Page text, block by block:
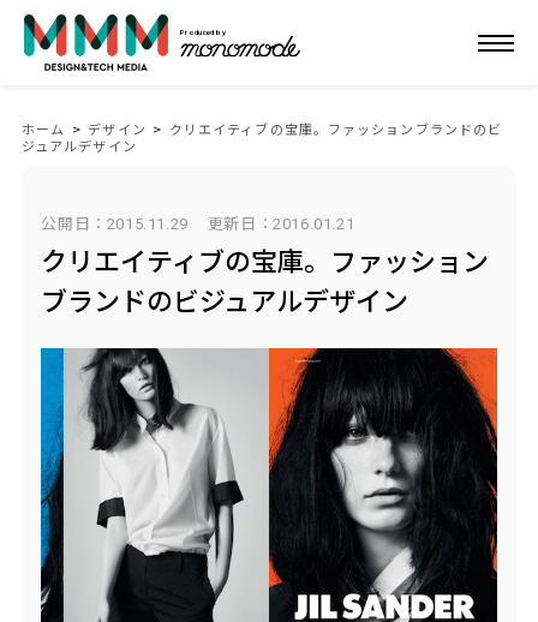
Produced by
ホーム > デザイン > クリエイティブの宝庫。ファッションブランドのビ
ジュアルデザイン
公開日：2015.11.29 更新日：2016.01.21
クリエイティブの宝庫。ファッション
ブランドのビジュアルデザイン